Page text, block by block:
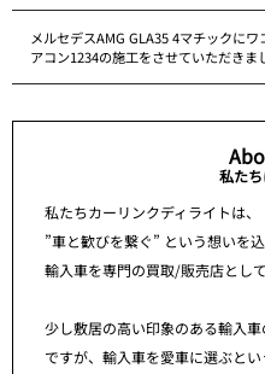
メルセデスAMG GLA35 4マチックにワ
アコン1234の施工をさせていただきま
私た
私たちカーリンクディライトは、
”車と歓びを繋ぐ” という想いを込
輸入車を専門の買取/販売店とし
少し敷居の高い印象のある輸入車
ですが、輸入車を愛車に選ぶと